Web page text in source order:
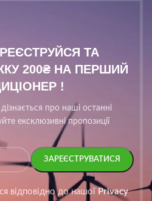
ТА
200₴ НА ПЕРШИЙ
!
про наші останні
ексклюзивні пропозиції
відповідно до нашої Privacy